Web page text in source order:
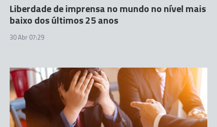
Liberdade de imprensa no mundo no nível mais
baixo dos últimos 25 anos
30 Abr 07:29